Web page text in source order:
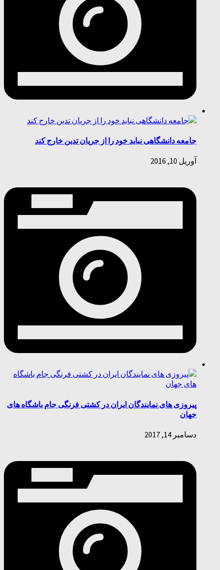
جامعه دانشگاهی نباید خود را از جریان تدین خارج کند
آوریل 10, 2016
پیروزی های نمایندگان ایران در کشتی فرنگی جام باشگاه های
جهان
دسامبر 14, 2017